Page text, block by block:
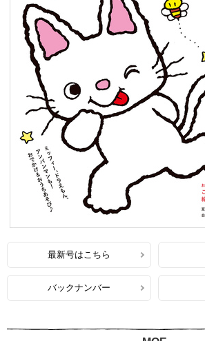
最新号はこちら
バックナンバー